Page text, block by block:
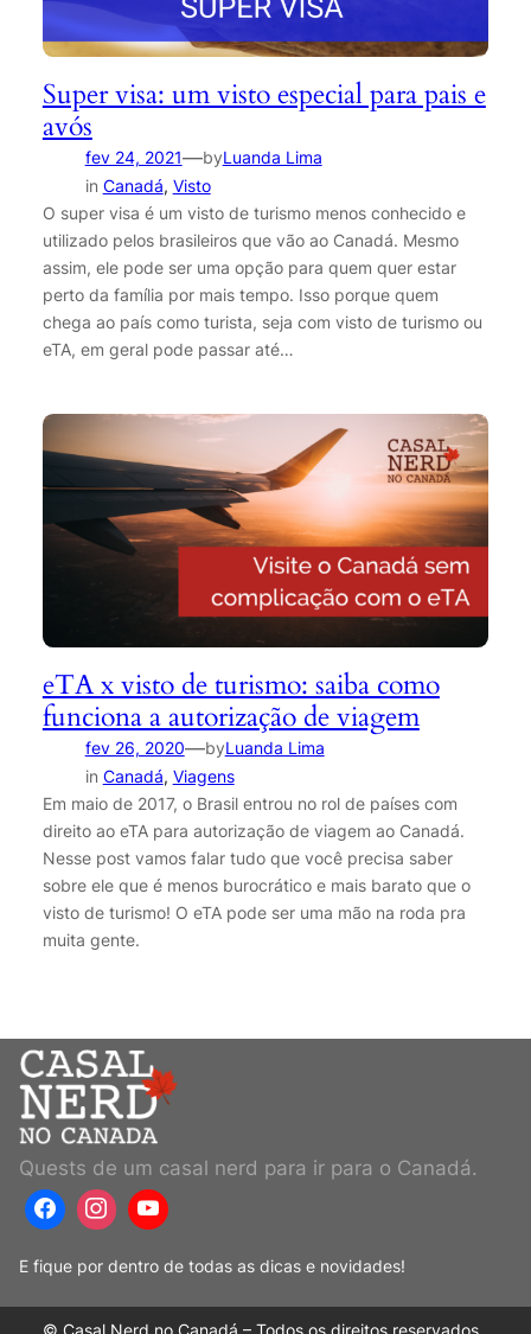
Super visa: um visto especial para pais e
avós
fev 24, 2021—byLuanda Lima
in Canadá, Visto
O super visa é um visto de turismo menos conhecido e
utilizado pelos brasileiros que vão ao Canadá. Mesmo
assim, ele pode ser uma opção para quem quer estar
perto da família por mais tempo. Isso porque quem
chega ao país como turista, seja com visto de turismo ou
eTA, em geral pode passar até…
eTA x visto de turismo: saiba como
funciona a autorização de viagem
fev 26, 2020—byLuanda Lima
in Canadá, Viagens
Em maio de 2017, o Brasil entrou no rol de países com
direito ao eTA para autorização de viagem ao Canadá.
Nesse post vamos falar tudo que você precisa saber
sobre ele que é menos burocrático e mais barato que o
visto de turismo! O eTA pode ser uma mão na roda pra
muita gente.
Quests de um casal nerd para ir para o Canadá.
E fique por dentro de todas as dicas e novidades!
© Casal Nerd no Canadá – Todos os direitos reservados